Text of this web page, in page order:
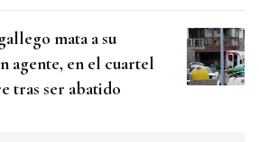
mata a su
agente, en el cuartel
tras ser abatido